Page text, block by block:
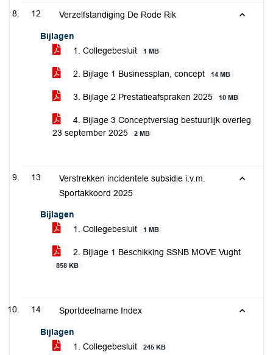
12 Verzelfstandiging De Rode Rik
Bijlagen
1. Collegebesluit
1 MB
2. Bijlage 1 Businessplan, concept 14 MB
3. Bijlage 2 Prestatieafspraken 2025 10 MB
4. Bijlage 3 Conceptverslag bestuurlijk overleg
23 september 2025
2 MB
13
Verstrekken incidentele subsidie i.v.m.
Sportakkoord 2025
Bijlagen
1. Collegebesluit
1 MB
2. Bijlage 1 Beschikking SSNB MOVE Vught
858 KB
14 Sportdeelname Index
Bijlagen
1. Collegebesluit
245 KB